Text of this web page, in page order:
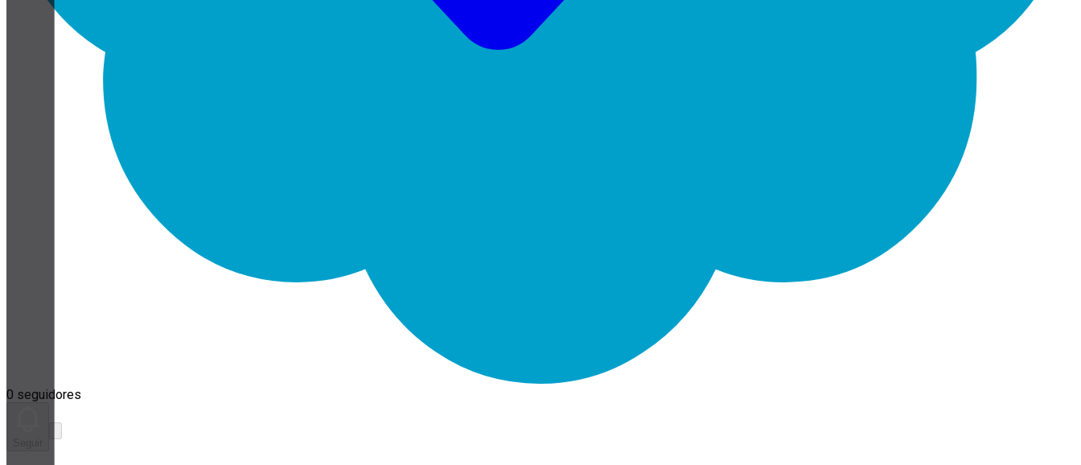
0 seguidores